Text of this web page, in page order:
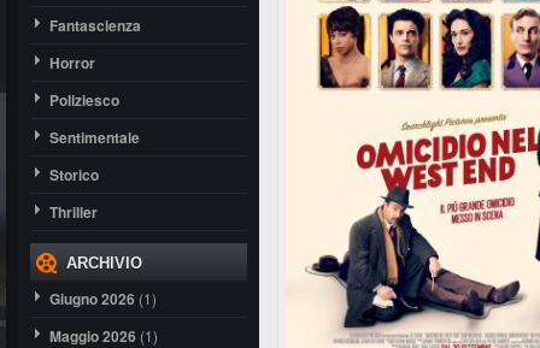
Fantascienza
Horror
Poliziesco
Sentimentale
Storico
Thriller
ARCHIVIO
Giugno 2026 (1)
Maggio 2026 (1)